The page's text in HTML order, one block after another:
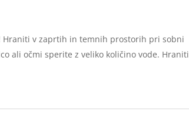
v zaprtih in temnih prostorih pri sobni
ali očmi sperite z veliko količino vode. Hraniti